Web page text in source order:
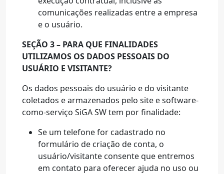
comunicações realizadas entre a empresa
e o usuário.
SEÇÃO 3 – PARA QUE FINALIDADES
UTILIZAMOS OS DADOS PESSOAIS DO
USUÁRIO E VISITANTE?
Os dados pessoais do usuário e do visitante
coletados e armazenados pelo site e software-
como-serviço SiGA SW tem por finalidade:
Se um telefone for cadastrado no
formulário de criação de conta, o
usuário/visitante consente que entremos
em contato para oferecer ajuda no uso ou